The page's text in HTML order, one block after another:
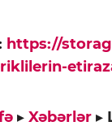
https://
▸ Xəbərlər ▸